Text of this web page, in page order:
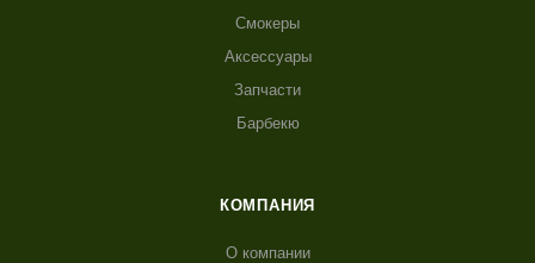
Смокеры
Аксессуары
Запчасти
Барбекю
КОМПАНИЯ
О компании